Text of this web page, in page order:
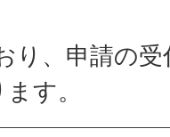
り、申請の
す。